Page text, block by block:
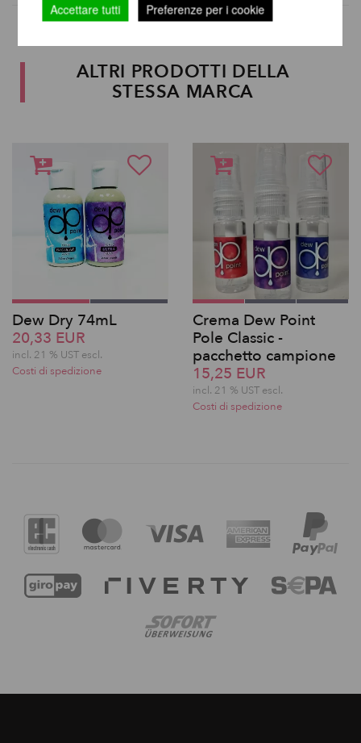
ALTRI PRODOTTI DELLA
STESSA MARCA
Dew Dry 74mL
20,33 EUR
incl. 21 % UST escl.
Costi di spedizione
Crema Dew Point
Pole Classic -
pacchetto campione
15,25 EUR
incl. 21 % UST escl.
Costi di spedizione
Accettare tutti Preferenze per i cookie